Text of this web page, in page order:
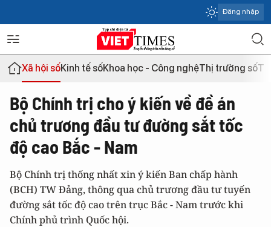
Đăng nhập
Xã hội sốKinh tế sốKhoa học - Công nghệThị trường số
Bộ Chính trị cho ý kiến về đề án
chủ trương đầu tư đường sắt tốc
độ cao Bắc - Nam
Bộ Chính trị thống nhất xin ý kiến Ban chấp hành
(BCH) TW Đảng, thông qua chủ trương đầu tư tuyến
đường sắt tốc độ cao trên trục Bắc - Nam trước khi
Chính phủ trình Quốc hội.